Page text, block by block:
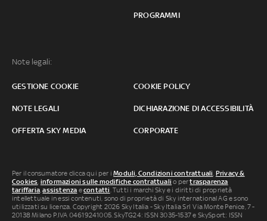
PROGRAMMI
Note legali:
GESTIONE COOKIE COOKIE POLICY
NOTE LEGALI DICHIARAZIONE DI ACCESSIBILITÀ
OFFERTA SKY MEDIA CORPORATE
Per il consumatore clicca qui per iModuli, Condizioni contrattuali Privacy &
Cookies informazioni sulle modifiche contrattuali o pertrasparenza
tariffaria ,assistenza econtatti . Tutti i marchi Sky e i diritti di proprietà
intellettuale in essi contenuti, sono di proprietà di Sky international AG e sono
utilizzati su licenza. Copyright 2026 Sky Italia - Sky Italia Srl Via Monte Penice, 7 -
20138 Milano P.IVA 04619241005. SkyTG24: ISSN 3035-1537 e SkySport: ISSN